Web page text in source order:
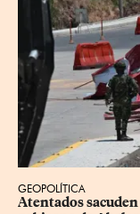
GEOPOLÍTICA
Atentados